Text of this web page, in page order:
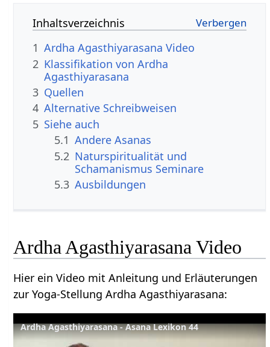
Inhaltsverzeichnis
1 Ardha Agasthiyarasana Video
2 Klassifikation von Ardha
Agasthiyarasana
3 Quellen
4 Alternative Schreibweisen
5 Siehe auch
5.1 Andere Asanas
5.2 Naturspiritualität und
Schamanismus Seminare
5.3 Ausbildungen
Ardha Agasthiyarasana Video
Hier ein Video mit Anleitung und Erläuterungen
zur Yoga-Stellung Ardha Agasthiyarasana:
Ardha Agasthiyarasana - Asana Lexikon 44